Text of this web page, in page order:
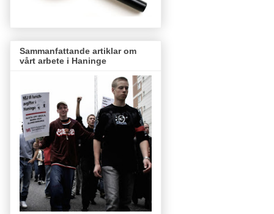
Sammanfattande artiklar om
vårt arbete i Haninge